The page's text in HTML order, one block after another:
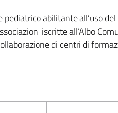
pediatrico abilitante all’uso
iscritte all’Albo
di centri di